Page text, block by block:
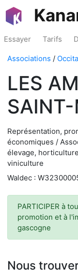
Essayer Tarifs
Associations /
LES
Représentation,
économiques /
élevage,
viniculture
Waldec :
PARTICIPER à
promotion et à
gascogne
Nous